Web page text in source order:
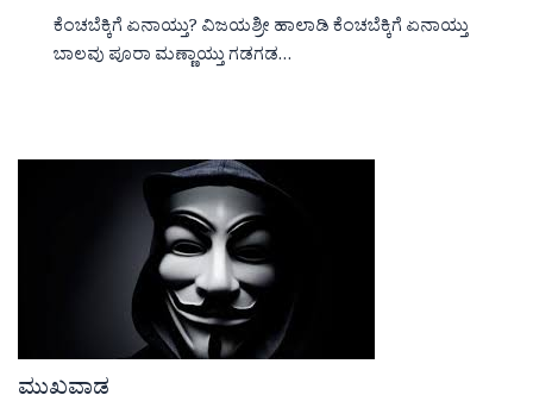
ಕೆಂಚಬೆಕ್ಕಿಗೆ ಏನಾಯ್ತು? ವಿಜಯಶ್ರೀ ಹಾಲಾಡಿ ಕೆಂಚಬೆಕ್ಕಿಗೆ ಏನಾಯ್ತು
ಬಾಲವು ಪೂರಾ ಮಣ್ಣಾಯ್ತು ಗಡಗಡ…
ಮುಖವಾಡ